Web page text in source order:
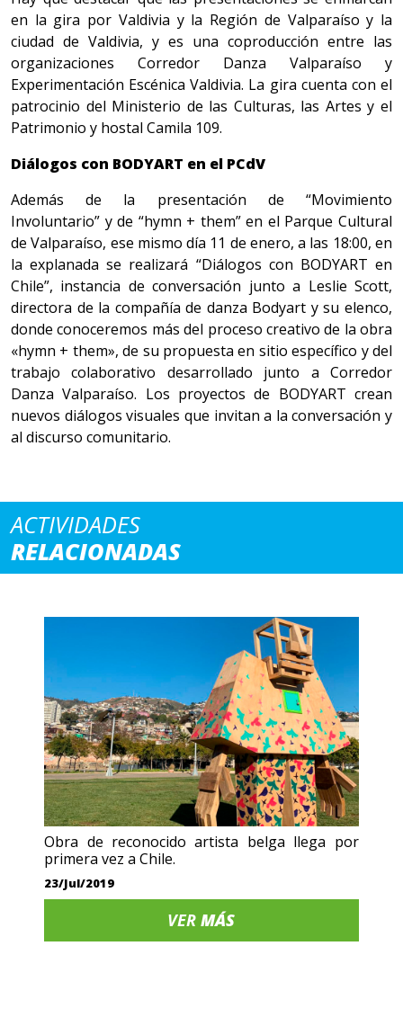
en la gira por Valdivia y la Región de Valparaíso y la
ciudad de Valdivia, y es una coproducción entre las
organizaciones Corredor Danza Valparaíso y
Experimentación Escénica Valdivia. La gira cuenta con el
patrocinio del Ministerio de las Culturas, las Artes y el
Patrimonio y hostal Camila 109.
Diálogos con BODYART en el PCdV
Además de la presentación de “Movimiento
Involuntario” y de “hymn + them” en el Parque Cultural
de Valparaíso, ese mismo día 11 de enero, a las 18:00, en
la explanada se realizará “Diálogos con BODYART en
Chile”, instancia de conversación junto a Leslie Scott,
directora de la compañía de danza Bodyart y su elenco,
donde conoceremos más del proceso creativo de la obra
«hymn + them», de su propuesta en sitio específico y del
trabajo colaborativo desarrollado junto a Corredor
Danza Valparaíso. Los proyectos de BODYART crean
nuevos diálogos visuales que invitan a la conversación y
al discurso comunitario.
ACTIVIDADES
RELACIONADAS
Obra de reconocido artista belga llega por
primera vez a Chile.
23/Jul/2019
VERMÁS